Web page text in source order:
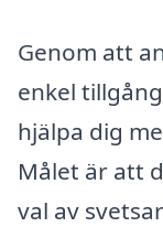
Genom att
enkel
hjälpa dig
Målet är att
val av